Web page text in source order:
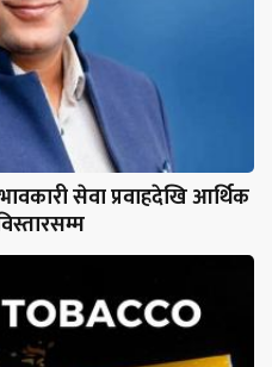
सेवा प्रवाहदेखि आर्थिक